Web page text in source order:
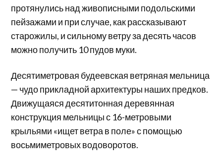
протянулись над живописными подольскими
пейзажами и при случае, как рассказывают
старожилы, и сильному ветру за десять часов
можно получить 10 пудов муки.
Десятиметровая будеевская ветряная мельница
— чудо прикладной архитектуры наших предков.
Движущаяся десятитонная деревянная
конструкция мельницы с 16-метровыми
крыльями «ищет ветра в поле» с помощью
восьмиметровых водоворотов.